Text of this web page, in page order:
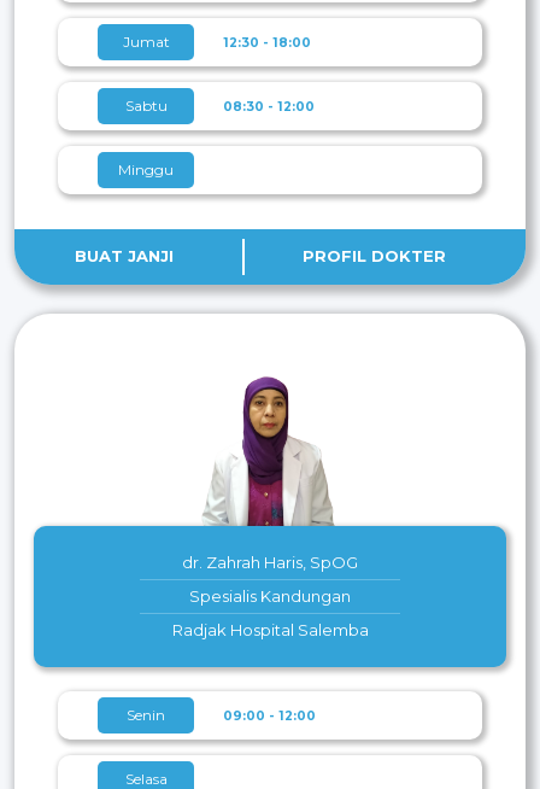
Jumat 12:30 - 18:00
Sabtu 08:30 - 12:00
Minggu
BUAT JANJI PROFIL DOKTER
dr. Zahrah Haris, SpOG
Spesialis Kandungan
Radjak Hospital Salemba
Senin 09:00 - 12:00
Selasa